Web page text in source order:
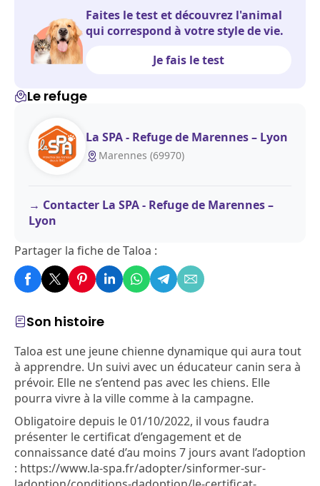
Son histoire
Taloa est une jeune chienne dynamique qui aura tout
à apprendre. Un suivi avec un éducateur canin sera à
prévoir. Elle ne s’entend pas avec les chiens. Elle
pourra vivre à la ville comme à la campagne.
Obligatoire depuis le 01/10/2022, il vous faudra
présenter le certificat d’engagement et de
connaissance daté d’au moins 7 jours avant l’adoption
: https://www.la-spa.fr/adopter/sinformer-sur-
Faites le test et découvrez l'animal
qui correspond à votre style de vie.
Je fais le test
Le refuge
La SPA - Refuge de Marennes – Lyon
Marennes (69970)
Contacter La SPA - Refuge de Marennes –
Lyon
Partager la fiche de Taloa :